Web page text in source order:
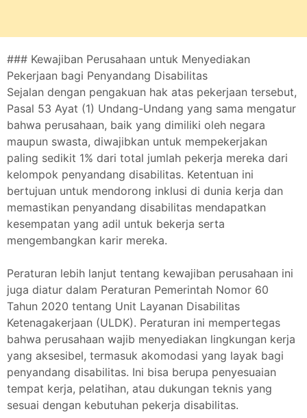
### Kewajiban Perusahaan untuk Menyediakan
Pekerjaan bagi Penyandang Disabilitas
Sejalan dengan pengakuan hak atas pekerjaan tersebut,
Pasal 53 Ayat (1) Undang-Undang yang sama mengatur
bahwa perusahaan, baik yang dimiliki oleh negara
maupun swasta, diwajibkan untuk mempekerjakan
paling sedikit 1% dari total jumlah pekerja mereka dari
kelompok penyandang disabilitas. Ketentuan ini
bertujuan untuk mendorong inklusi di dunia kerja dan
memastikan penyandang disabilitas mendapatkan
kesempatan yang adil untuk bekerja serta
mengembangkan karir mereka.
Peraturan lebih lanjut tentang kewajiban perusahaan ini
juga diatur dalam Peraturan Pemerintah Nomor 60
Tahun 2020 tentang Unit Layanan Disabilitas
Ketenagakerjaan (ULDK). Peraturan ini mempertegas
bahwa perusahaan wajib menyediakan lingkungan kerja
yang aksesibel, termasuk akomodasi yang layak bagi
penyandang disabilitas. Ini bisa berupa penyesuaian
tempat kerja, pelatihan, atau dukungan teknis yang
sesuai dengan kebutuhan pekerja disabilitas.